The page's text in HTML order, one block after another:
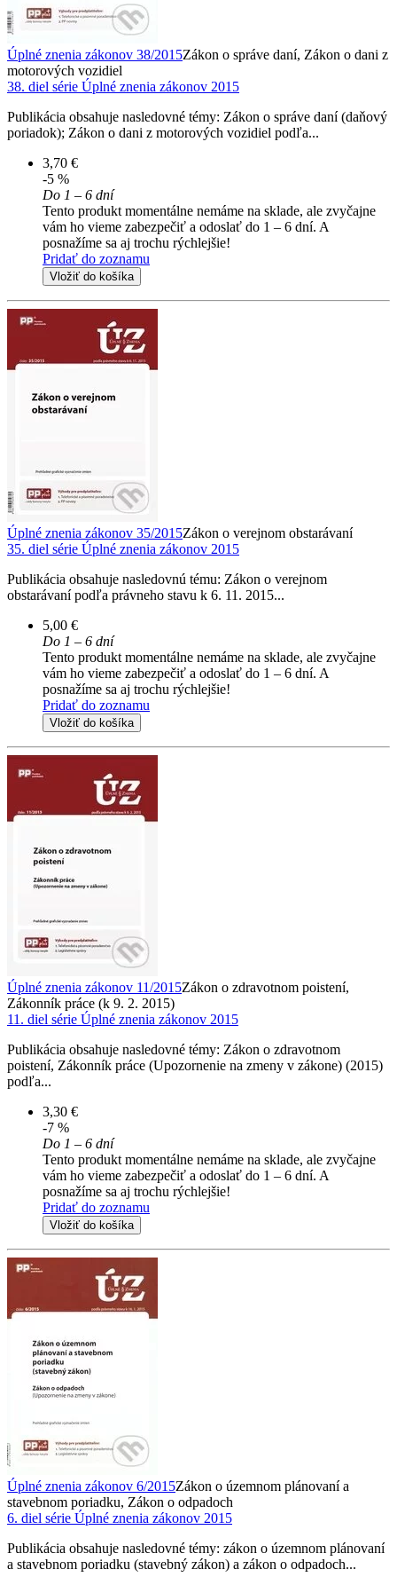
Úplné znenia zákonov 38/2015Zákon o správe daní, Zákon o dani z
motorových vozidiel
38. diel série Úplné znenia zákonov 2015
Publikácia obsahuje nasledovné témy: Zákon o správe daní (daňový
poriadok); Zákon o dani z motorových vozidiel podľa...
3,70 €
-5 %
Do 1 – 6 dní
Tento produkt momentálne nemáme na sklade, ale zvyčajne
vám ho vieme zabezpečiť a odoslať do 1 – 6 dní. A
posnažíme sa aj trochu rýchlejšie!
Pridať do zoznamu
Vložiť do košíka
Úplné znenia zákonov 35/2015Zákon o verejnom obstarávaní
35. diel série Úplné znenia zákonov 2015
Publikácia obsahuje nasledovnú tému: Zákon o verejnom
obstarávaní podľa právneho stavu k 6. 11. 2015...
5,00 €
Do 1 – 6 dní
Tento produkt momentálne nemáme na sklade, ale zvyčajne
vám ho vieme zabezpečiť a odoslať do 1 – 6 dní. A
posnažíme sa aj trochu rýchlejšie!
Pridať do zoznamu
Vložiť do košíka
Úplné znenia zákonov 11/2015Zákon o zdravotnom poistení,
Zákonník práce (k 9. 2. 2015)
11. diel série Úplné znenia zákonov 2015
Publikácia obsahuje nasledovné témy: Zákon o zdravotnom
poistení, Zákonník práce (Upozornenie na zmeny v zákone) (2015)
podľa...
3,30 €
-7 %
Do 1 – 6 dní
Tento produkt momentálne nemáme na sklade, ale zvyčajne
vám ho vieme zabezpečiť a odoslať do 1 – 6 dní. A
posnažíme sa aj trochu rýchlejšie!
Pridať do zoznamu
Vložiť do košíka
Úplné znenia zákonov 6/2015Zákon o územnom plánovaní a
stavebnom poriadku, Zákon o odpadoch
6. diel série Úplné znenia zákonov 2015
Publikácia obsahuje nasledovné témy: zákon o územnom plánovaní
a stavebnom poriadku (stavebný zákon) a zákon o odpadoch...